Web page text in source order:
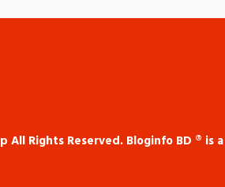
All Rights Reserved. Bloginfo BD ®